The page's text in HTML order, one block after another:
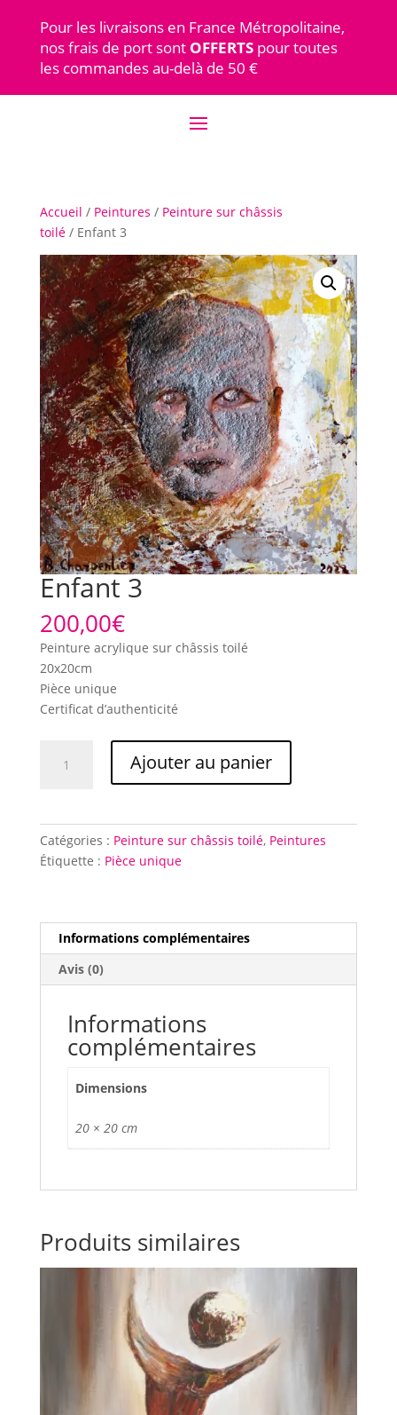
Pour les livraisons en France Métropolitaine,
nos frais de port sont OFFERTSpour toutes
les commandes au-delà de 50 €
Accueil / Peintures / Peinture sur châssis
toilé/ Enfant 3
Enfant 3
200,00€
Peinture acrylique sur châssis toilé
20x20cm
Pièce unique
Certificat d’authenticité
Ajouter au panier
Catégories : Peinture sur châssis toilé, Peintures
Étiquette : Pièce unique
Informations complémentaires
Avis (0)
Informations
complémentaires
Dimensions
20 × 20 cm
Produits similaires